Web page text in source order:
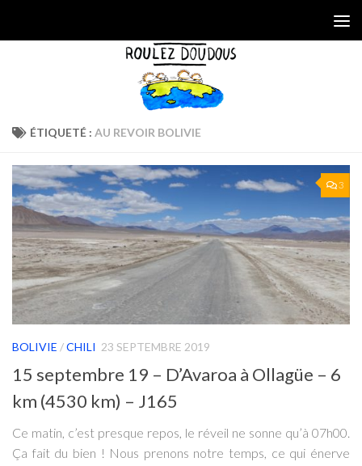
ÉTIQUETÉ : AU REVOIR BOLIVIE
3
BOLIVIE /CHILI 23 SEPTEMBRE 2019
15 septembre 19 – D’Avaroa à Ollagüe – 6
km (4530 km) – J165
Ce matin, c’est presque repos, le réveil ne sonne qu’à 07h00.
Ça fait du bien ! Nous prenons notre temps, ce qui énerve